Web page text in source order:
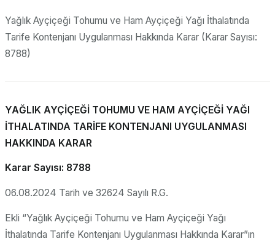
Yağlık Ayçiçeği Tohumu ve Ham Ayçiçeği Yağı İthalatında
Tarife Kontenjanı Uygulanması Hakkında Karar (Karar Sayısı:
8788)
YAĞLIK AYÇİÇEĞİ TOHUMU VE HAM AYÇİÇEĞİ YAĞI
İTHALATINDA TARİFE KONTENJANI UYGULANMASI
HAKKINDA KARAR
Karar Sayısı: 8788
06.08.2024 Tarih ve 32624 Sayılı R.G.
Ekli “Yağlık Ayçiçeği Tohumu ve Ham Ayçiçeği Yağı
İthalatında Tarife Kontenjanı Uygulanması Hakkında Karar”ın